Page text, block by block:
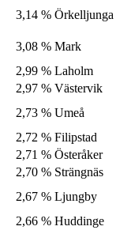
3,14 % Örkelljunga
3,08 % Mark
2,99 % Laholm
2,97 % Västervik
2,73 % Umeå
2,72 % Filipstad
2,71 % Österåker
2,70 % Strängnäs
2,67 % Ljungby
2,66 % Huddinge